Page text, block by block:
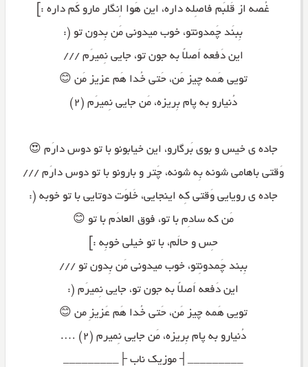
غُصه از قَلبَم فاصِله داره، این هَوا اِنگار مارو کَم داره :]
بِبنَد چَمدونتو، خوب میدونی مَن بِدون تو (:
این دَفعه اَصلاً به جون تو، جایی نِمیرَم ///
تویی هَمه چیز مَن، حَتی خُدا هَم عزیز مَن 😊
دُنیارو به پام بِریزه، مَن جایی نِمیرَم (۲)
جاده ی خیس و بوی بَرگارو، این خیابونو با تو دوس دارَم 😍
وَقتی باهامی شونه بِه شونه، چَتر و بارونو با تو دوس دارَم ///
جاده ی رویایی وَقتی کِه اینجایی، خَلوَت دوتایی با تو خوبه (:
مَن که سادِم با تو، فوق العادَم با تو 😊
حِس و حالَم، با تو خیلی خوبِه :]
بِبند چَمدونِتو، خوب میدونی مَن بِدون تو ///
این دَفعه اَصلاً به جون تو، جایی نِمیرَم (:
تویی هَمه چیز مَن، حَتی خُدا هَم عَزیزِ من 😊
دُنیارو به پام بِریزه، مَن جایی نِمیرم (۲) ….
_________┤ موزیک ناب ├_________